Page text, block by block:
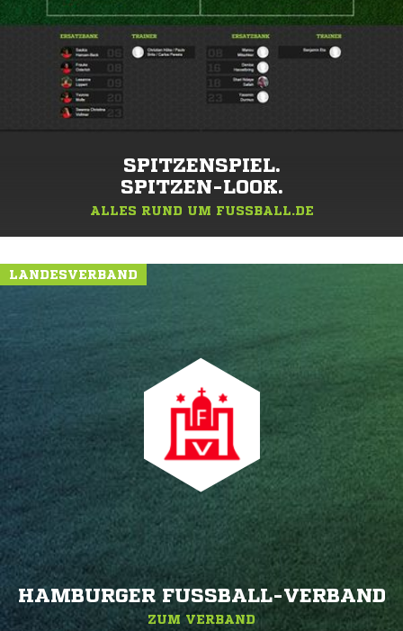
SPITZENSPIEL.
SPITZEN-LOOK.
ALLES RUND UM FUSSBALL.DE
LANDESVERBAND
HAMBURGER FUSSBALL-VERBAND
ZUM VERBAND